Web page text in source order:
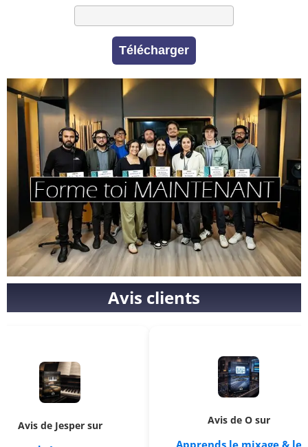
Télécharger
Avis clients
Jesper sur Avis de O sur
Apprends le mixage & le